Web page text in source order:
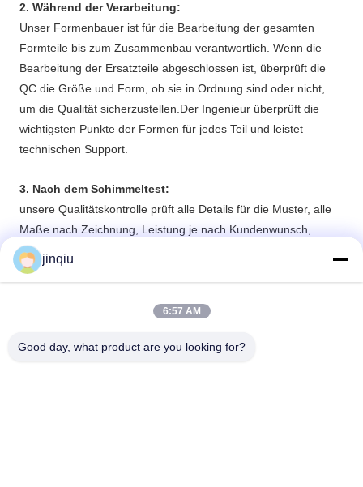
2. Während der Verarbeitung:
Unser Formenbauer ist für die Bearbeitung der gesamten
Formteile bis zum Zusammenbau verantwortlich. Wenn die
Bearbeitung der Ersatzteile abgeschlossen ist, überprüft die
QC die Größe und Form, ob sie in Ordnung sind oder nicht,
um die Qualität sicherzustellen.Der Ingenieur überprüft die
wichtigsten Punkte der Formen für jedes Teil und leistet
technischen Support.
3. Nach dem Schimmeltest:
unsere Qualitätskontrolle prüft alle Details für die Muster, alle
Maße nach Zeichnung, Leistung je nach Kundenwunsch,
Funktion und Einbau, Leckage und so weiter.Wenn Sie eine
Fehlerrückmeldung an den Ingenieur und die Werkstatt haben,
jinqiu
6:57 AM
Good day, what product are you looking for?